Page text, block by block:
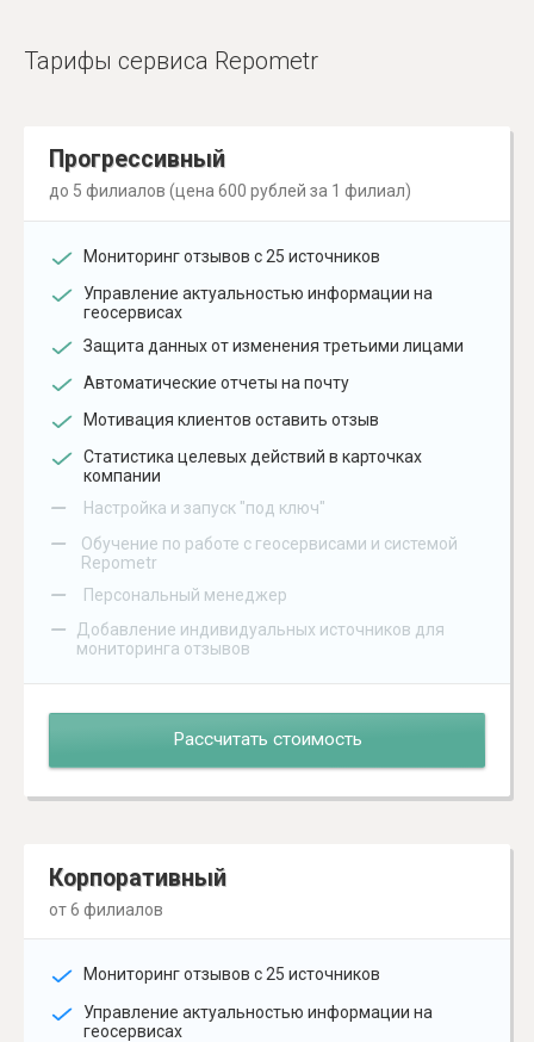
Тарифы сервиса Repometr
Прогрессивный
до 5 филиалов (цена 600 рублей за 1 филиал)
Мониторинг отзывов с 25 источников
Управление актуальностью информации на
геосервисах
Защита данных от изменения третьими лицами
Автоматические отчеты на почту
Мотивация клиентов оставить отзыв
Статистика целевых действий в карточках
компании
– Настройка и запуск "под ключ"
–
Обучение по работе с геосервисами и системой
Repometr
– Персональный менеджер
–
Добавление индивидуальных источников для
мониторинга отзывов
Рассчитать стоимость
Корпоративный
от 6 филиалов
Мониторинг отзывов с 25 источников
Управление актуальностью информации на
геосервисах